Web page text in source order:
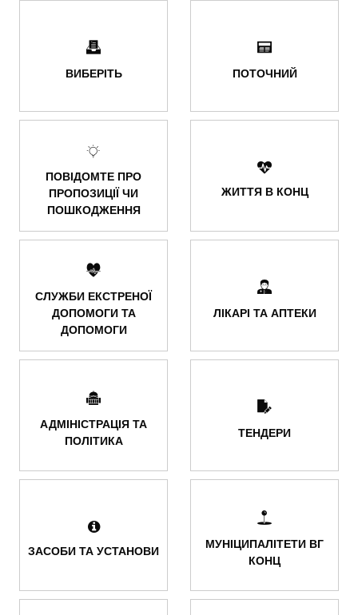
ВИБЕРІТЬ ПОТОЧНИЙ
ПОВІДОМТЕ ПРО
ПРОПОЗИЦІЇ ЧИ
ПОШКОДЖЕННЯ
ЖИТТЯ В КОНЦ
СЛУЖБИ ЕКСТРЕНОЇ
ДОПОМОГИ ТА
ДОПОМОГИ
ЛІКАРІ ТА АПТЕКИ
АДМІНІСТРАЦІЯ ТА
ПОЛІТИКА
ТЕНДЕРИ
ЗАСОБИ ТА УСТАНОВИ
МУНІЦИПАЛІТЕТИ ВГ
КОНЦ